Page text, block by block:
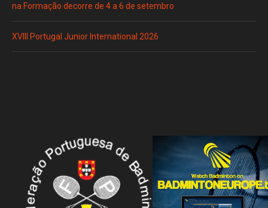
na Formação decorre de 4 a 6 de setembro
XVIII Portugal Junior International 2026